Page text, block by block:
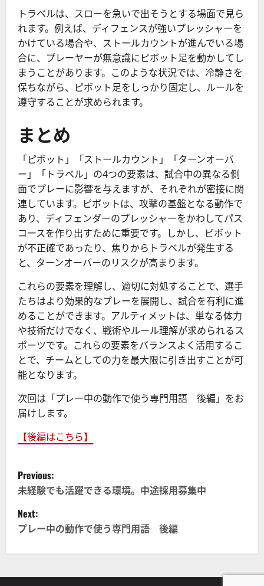
トラベルは、スローを急いで出そうとする場面で見ら
れます。例えば、ディフェンスが強いプレッシャーを
かけている場合や、ストールカウントが進んでいる場
合に、プレーヤーが無意識にピボット足を動かしてし
まうことがあります。このような状況では、冷静さを
保ちながら、ピボット足をしっかり固定し、ルールを
遵守することが求められます。
まとめ
「ピボット」「ストールカウント」「ターンオーバ
ー」「トラベル」の4つの要素は、試合中の異なる側
面でプレーに影響を与えますが、それぞれが密接に関
連しています。ピボットは、攻撃の基盤となる動作で
あり、ディフェンダーのプレッシャーをかわしてパス
コースを作り出すために重要です。しかし、ピボット
が不正確であったり、焦りからトラベルが発生する
と、ターンオーバーのリスクが高まります。
これらの要素を理解し、適切に対処することで、選手
たちはより効果的なプレーを展開し、試合を有利に進
めることができます。アルティメットは、単なる体力
や技術だけでなく、戦術やルール理解が求められるス
ポーツです。これらの要素をバランスよく活用するこ
とで、チームとしての力を最大限に引き出すことが可
能となります。
次回は「プレー中の動作で使う専門用語 後編」をお
届けします。
【後編はこちら】
P
o
s
n
Previous:
未経験でも活躍できる環境。中途採用募集中
Next:
プレー中の動作で使う専門用語 後編